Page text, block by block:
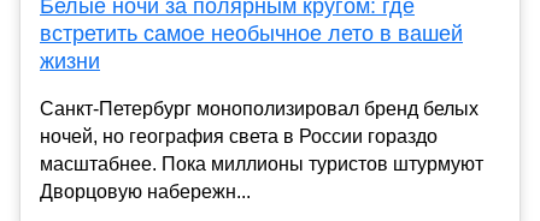
Белые ночи за полярным кругом: где
встретить самое необычное лето в вашей
жизни
Санкт-Петербург монополизировал бренд белых
ночей, но география света в России гораздо
масштабнее. Пока миллионы туристов штурмуют
Дворцовую набережн...